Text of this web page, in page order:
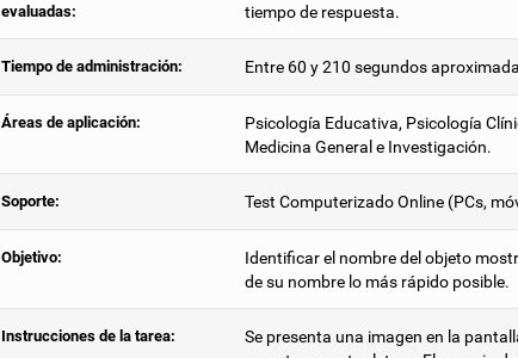
evaluadas:
tiempo de respuesta.
Tiempo de administración: Entre 60 y 210 segundos
Áreas de aplicación:
Psicología Educativa, Psicología
Medicina General e Investigación.
Soporte: Test Computerizado Online (PCs,
Objetivo:
Identificar el nombre del objeto
de su nombre lo más rápido posible.
Instrucciones de la tarea:
Se presenta una imagen en la